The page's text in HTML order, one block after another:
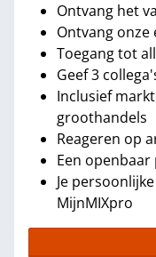
Ontvang het
Ontvang
Toegang tot
Geef 3
Inclusief
groothandels
Reageren op
Een
Je
MijnMIXpro